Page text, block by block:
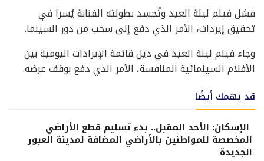
فشل فيلم ليلة العيد وتُجسد بطولته الفنانة يُسرا في
تحقيق إيردات، الأمر الذي دفع إلى سحب من دور السينما.
وجاء فيلم ليلة العيد في ذيل قائمة الإيرادات اليومية بين
الأفلام السينمائية المنافسة، الأمر الذي دفع بوقف عرضه.
قد يهمك أيضًا
الإسكان: الأحد المقبل.. بدء تسليم قطع الأراضي
المخصصة للمواطنين بالأراضي المضافة لمدينة العبور
الجديدة